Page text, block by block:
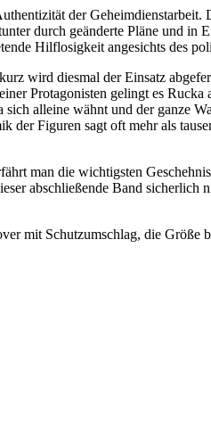
der
durch geänderte Pläne und in
Hilflosigkeit angesichts des
wird diesmal der Einsatz
Protagonisten gelingt es
alleine wähnt und der ganze
Figuren sagt oft mehr als
man die wichtigsten
abschließende Band sicherlich
mit Schutzumschlag, die